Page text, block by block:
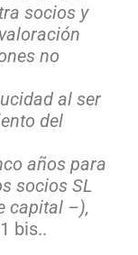
socios y
no
al ser
del
años para
socios SL
capital –),
bis..